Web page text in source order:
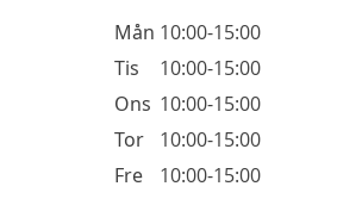
Mån 10:00-15:00
Tis
10:00-15:00
Ons 10:00-15:00
Tor
10:00-15:00
Fre
10:00-15:00